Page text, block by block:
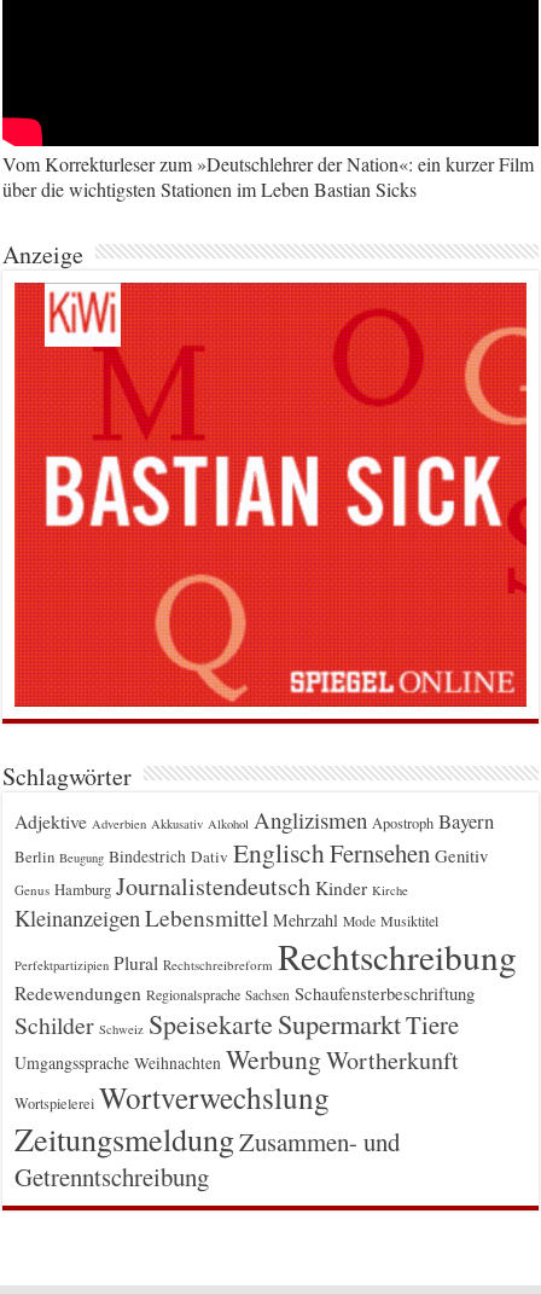
Vom Korrekturleser zum »Deutschlehrer der Nation«: ein kurzer Film
über die wichtigsten Stationen im Leben Bastian Sicks
Anzeige
Schlagwörter
Adjektive Adverbien Akkusativ Alkohol Anglizismen Apostroph Bayern
Berlin Beugung Bindestrich Dativ EnglischFernsehen Genitiv
Genus Hamburg Journalistendeutsch Kinder Kirche
Kleinanzeigen Lebensmittel Mehrzahl Mode Musiktitel
Perfektpartizipien Plural Rechtschreibreform Rechtschreibung
Redewendungen Regionalsprache Sachsen Schaufensterbeschriftung
Schilder Schweiz Speisekarte SupermarktTiere
Umgangssprache Weihnachten WerbungWortherkunft
Wortspielerei Wortverwechslung
ZeitungsmeldungZusammen- und
Getrenntschreibung